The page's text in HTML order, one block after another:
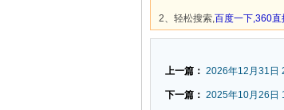
2、轻松搜索,百度一下,360直
上一篇： 2026年12月31日
下一篇： 2025年10月26日